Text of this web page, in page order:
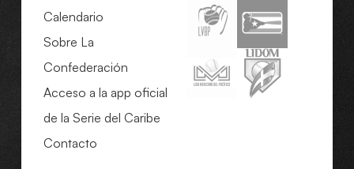
Calendario
Sobre La
Confederación
Acceso a la app oficial
de la Serie del Caribe
Contacto